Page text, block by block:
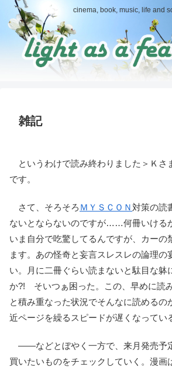
cinema, book, music, life and
雑記
というわけで読み終わりました＞Ｋさ
です。
さて、そろそろ ＭＹＳＣＯＮ対策の読
ないとならないのですが……何冊いける
いま自分で吃驚してるんですが、カーの
ます。あの怪奇と妄言スレスレの論理の
い。月に二冊ぐらい読まないと駄目な躰
か?! そいつぁ困った。この、早めに読
と積み重なった状況でそんなに読めるの
近ページを繰るスピードが遅くなってい
――などとぼやく一方で、来月発売予
買いたいものをチェックしていく。漫画